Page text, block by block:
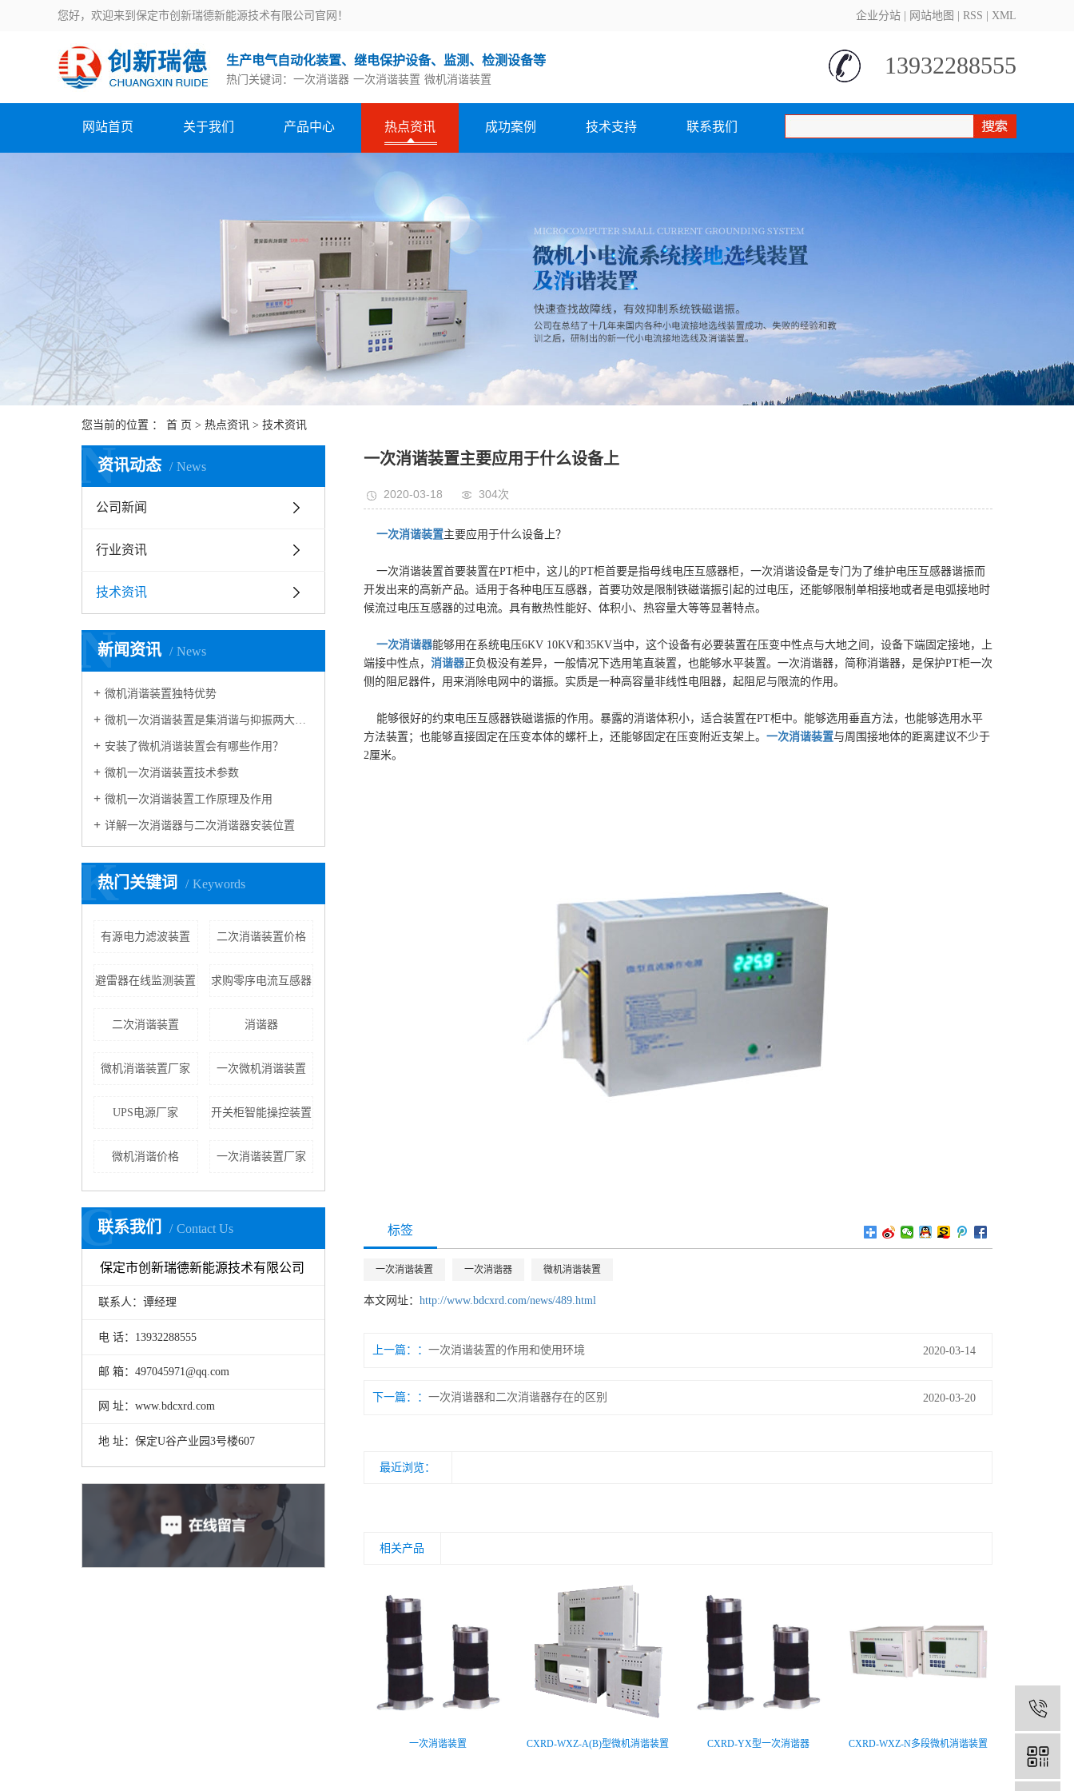
您好，欢迎来到保定市创新瑞德新能源技术有限公司官网！ 企业分站 网站地图 RSS XML
生产电气自动化装置、继电保护设备、监测、检测设备等
热门关键词： 一次消谐器 一次消谐装置 微机消谐装置
13932288555
网站首页 关于我们 产品中心 热点资讯 成功案例 技术支持 联系我们
您当前的位置 ： 首 页 > 热点资讯 > 技术资讯
资讯动态 News
N
公司新闻
行业资讯
技术资讯
新闻资讯 News
N
微机消谐装置独特优势
微机一次消谐装置是集消谐与抑振两大功能于一体
安装了微机消谐装置会有哪些作用？
微机一次消谐装置技术参数
微机一次消谐装置工作原理及作用
详解一次消谐器与二次消谐器安装位置
热门关键词 Keywords
K
有源电力滤波装置 二次消谐装置价格
避雷器在线监测装置 求购零序电流互感器
二次消谐装置 消谐器
微机消谐装置厂家 一次微机消谐装置
UPS电源厂家 开关柜智能操控装置
微机消谐价格 一次消谐装置厂家
联系我们 Contact Us
C
保定市创新瑞德新能源技术有限公司
联系人：谭经理
电 话：13932288555
邮 箱：497045971@qq.com
网 址：www.bdcxrd.com
地 址：保定U谷产业园3号楼607
一次消谐装置主要应用于什么设备上
2020-03-18 304次
一次消谐装置主要应用于什么设备上？
一次消谐装置首要装置在PT柜中，这儿的PT柜首要是指母线电压互感器柜，一次消谐设备是专门为了维护电压互感器谐振而
开发出来的高新产品。 适用于各种电压互感器，首要功效是限制铁磁谐振引起的过电压，还能够限制单相接地或者是电弧接地时
候流过电压互感器的过电流。具有散热性能好、体积小、热容量大等等显著特点。
一次消谐器能够用在系统电压6KV 10KV和35KV当中，这个设备有必要装置在压变中性点与大地之间，设备下端固定接地，上
端接中性点， 消谐器正负极没有差异，一般情况下选用笔直装置，也能够水平装置。 一次消谐器，简称消谐器，是保护PT柜一次
侧的阻尼器件，用来消除电网中的谐振。 实质是一种高容量非线性电阻器，起阻尼与限流的作用。
能够很好的约束电压互感器铁磁谐振的作用。 暴露的消谐体积小，适合装置在PT柜中。能够选用垂直方法，也能够选用水平
方法装置；也能够直接固定在压变本体的螺杆上，还能够固定在压变附近支架上。 一次消谐装置与周围接地体的距离建议不少于
2厘米。
标签
一次消谐装置 一次消谐器 微机消谐装置
本文网址： http://www.bdcxrd.com/news/489.html
上一篇： 一次消谐装置的作用和使用环境 2020-03-14
下一篇： 一次消谐器和二次消谐器存在的区别 2020-03-20
最近浏览：
相关产品
一次消谐装置 CXRD-WXZ-A(B)型微机消谐装置 CXRD-YX型一次消谐器 CXRD-WXZ-N多段微机消谐装置